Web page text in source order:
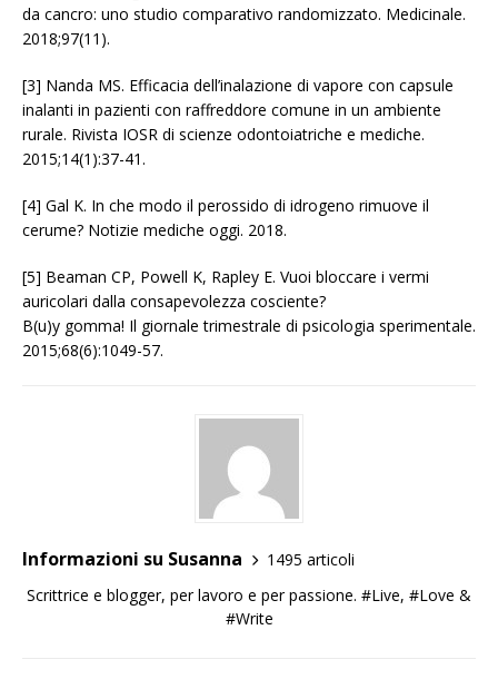
da cancro: uno studio comparativo randomizzato. Medicinale.
2018;97(11).
[3] Nanda MS. Efficacia dell’inalazione di vapore con capsule
inalanti in pazienti con raffreddore comune in un ambiente
rurale. Rivista IOSR di scienze odontoiatriche e mediche.
2015;14(1):37-41.
[4] Gal K. In che modo il perossido di idrogeno rimuove il
cerume? Notizie mediche oggi. 2018.
[5] Beaman CP, Powell K, Rapley E. Vuoi bloccare i vermi
auricolari dalla consapevolezza cosciente?
B(u)y gomma! Il giornale trimestrale di psicologia sperimentale.
2015;68(6):1049-57.
Informazioni su Susanna
1495 articoli
Scrittrice e blogger, per lavoro e per passione. #Live, #Love &
#Write